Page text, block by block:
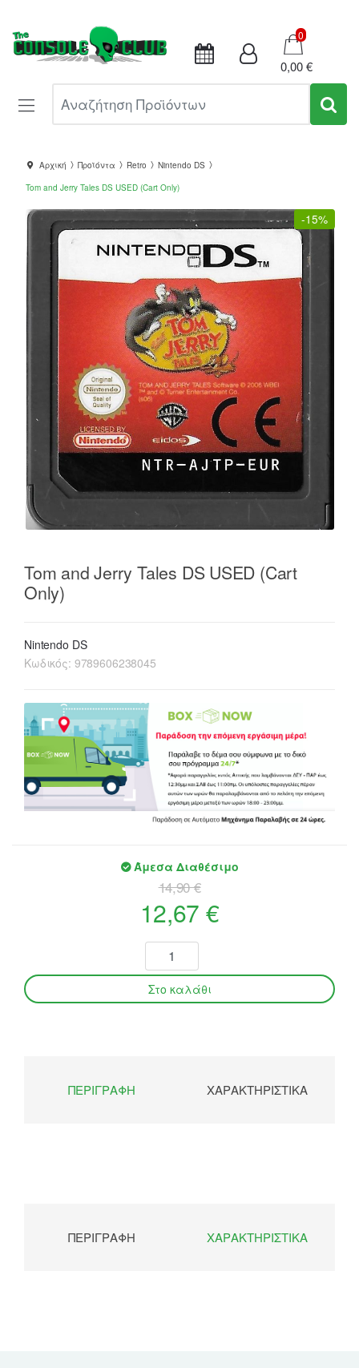
Καλάθι
0
0,00 €
Αρχική Προϊόντα Retro
Nintendo DS
Tom and Jerry Tales DS USED (Cart Only)
-15%
Tom and Jerry Tales DS USED (Cart
Only)
Nintendo DS
Κωδικός: 9789606238045
Άμεσα Διαθέσιμο
14,90 €
12,67 €
ΠΕΡΙΓΡΑΦΉ ΧΑΡΑΚΤΗΡΙΣΤΙΚΆ
ΠΕΡΙΓΡΑΦΉ ΧΑΡΑΚΤΗΡΙΣΤΙΚΆ